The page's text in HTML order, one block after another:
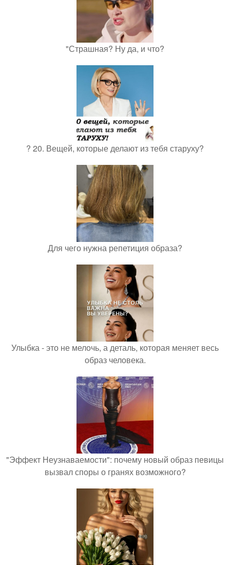
"Страшная? Ну да, и что?
? 20. Вещей, которые делают из тебя старуху?
Для чего нужна репетиция образа?
Улыбка - это не мелочь, а деталь, которая меняет весь
образ человека.
"Эффект Неузнаваемости": почему новый образ певицы
вызвал споры о гранях возможного?